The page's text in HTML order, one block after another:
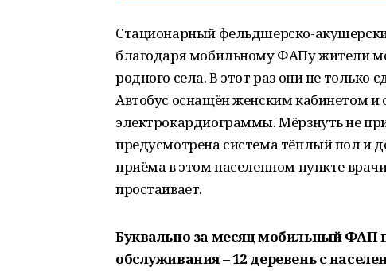
Стационарный фельдшерско-
благодаря мобильному ФАПу жители
родного села. В этот раз они не только
Автобус оснащён женским кабинетом и
электрокардиограммы. Мёрзнуть не
предусмотрена система тёплый пол и
приёма в этом населенном пункте
простаивает.
Буквально за месяц мобильный ФАП
обслуживания – 12 деревень с